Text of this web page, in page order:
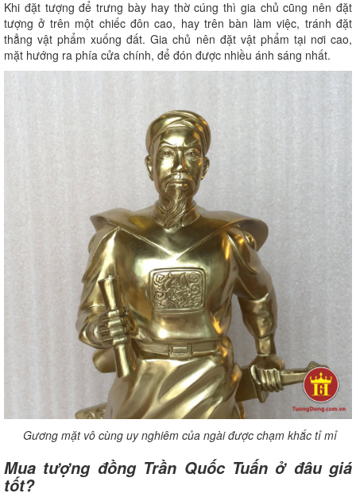
Khi đặt tượng để trưng bày hay thờ cúng thì gia chủ cũng nên đặt
tượng ở trên một chiếc đôn cao, hay trên bàn làm việc, tránh đặt
thẳng vật phẩm xuống đất. Gia chủ nên đặt vật phẩm tại nơi cao,
mặt hướng ra phía cửa chính, để đón được nhiều ánh sáng nhất.
Gương mặt vô cùng uy nghiêm của ngài được chạm khắc tỉ mỉ
Mua tượng đồng Trần Quốc Tuấn ở đâu giá
tốt?